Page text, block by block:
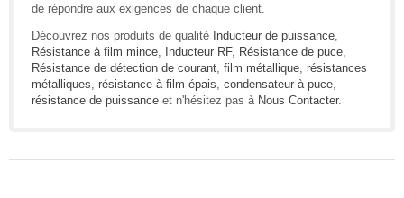
de répondre aux exigences de chaque client.
Découvrez nos produits de qualité Inducteur de puissance
Résistance à film mince
Inducteur RF, Résistance de puce
Résistance de détection de courant film métallique résistances
métalliques résistance à film épais condensateur à puce
résistance de puissance et n'hésitez pas à Nous Contacter.